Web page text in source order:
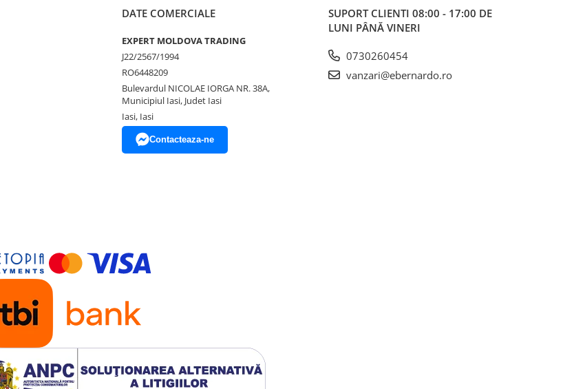
DATE COMERCIALE
EXPERT MOLDOVA TRADING
J22/2567/1994
RO6448209
Bulevardul NICOLAE IORGA NR. 38A,
Municipiul Iasi, Judet Iasi
Iasi, Iasi
Contacteaza-ne
SUPORT CLIENTI 08:00 - 17:00 DE
LUNI PÂNĂ VINERI
0730260454
vanzari@ebernardo.ro